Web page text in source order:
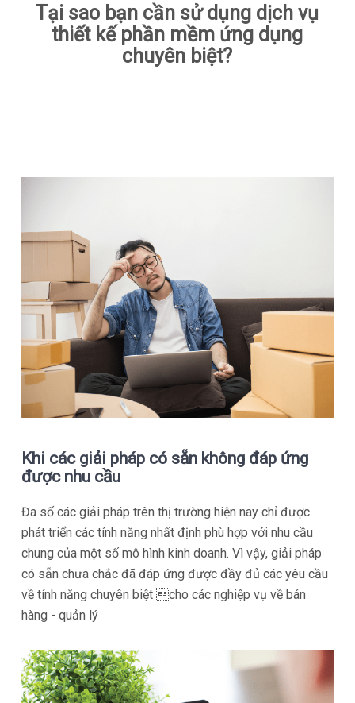
Tại sao bạn cần sử dụng dịch vụ
thiết kế phần mềm ứng dụng
chuyên biệt?
Khi các giải pháp có sẵn không đáp ứng
được nhu cầu
Đa số các giải pháp trên thị trường hiện nay chỉ được
phát triển các tính năng nhất định phù hợp với nhu cầu
chung của một số mô hình kinh doanh. Vì vậy, giải pháp
có sẵn chưa chắc đã đáp ứng được đầy đủ các yêu cầu
về tính năng chuyên biệtcho các nghiệp vụ về bán
hàng - quản lý